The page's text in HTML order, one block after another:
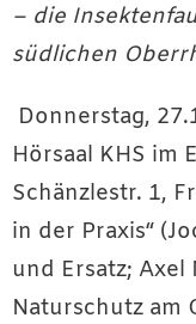
– die
südlichen
Donnerstag,
Hörsaal KHS im
Schänzlestr. 1,
in der Praxis“
und Ersatz;
Naturschutz am